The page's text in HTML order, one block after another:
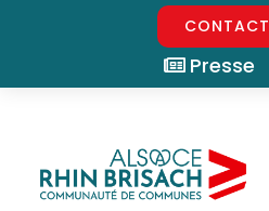
Presse
CONTACT